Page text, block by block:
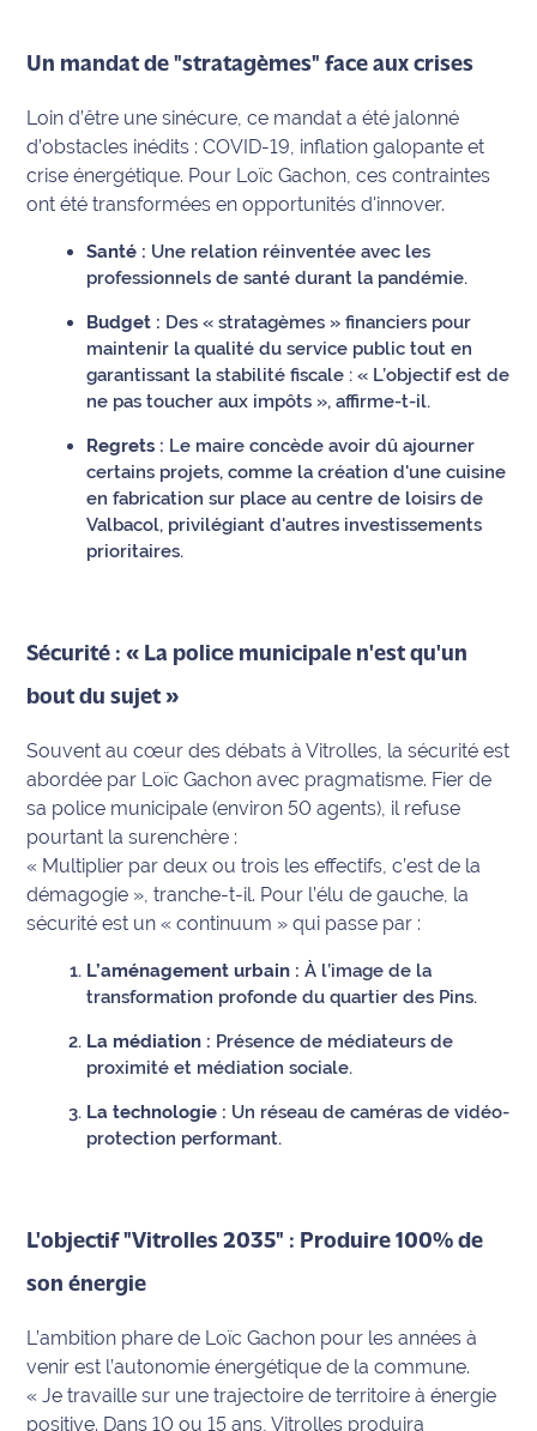
Transport
International
Municipales
Contenus
Partenaires
L'invité(e)
coeur
rouge
Maritima
L'anecdote
de Jeff
C'est
club
Nous
contacter
Ecouter
et voir
Maritima
Un mandat de "stratagèmes" face aux crises
Loin d’être une sinécure, ce mandat a été jalonné
d’obstacles inédits : COVID-19, inflation galopante et
crise énergétique. Pour Loïc Gachon, ces contraintes
ont été transformées en opportunités d'innover.
Santé : Une relation réinventée avec les
professionnels de santé durant la pandémie.
Budget : Des « stratagèmes » financiers pour
maintenir la qualité du service public tout en
garantissant la stabilité fiscale :« L’objectif est de
ne pas toucher aux impôts », affirme-t-il.
Regrets : Le maire concède avoir dû ajourner
certains projets, comme la création d'une cuisine
en fabrication sur place au centre de loisirs de
Valbacol, privilégiant d'autres investissements
prioritaires.
Sécurité : « La police municipale n'est qu'un
bout du sujet »
Souvent au cœur des débats à Vitrolles, la sécurité est
abordée par Loïc Gachon avec pragmatisme. Fier de
sa police municipale (environ 50 agents), il refuse
pourtant la surenchère :
« Multiplier par deux ou trois les effectifs, c’est de la
démagogie » , tranche-t-il. Pour l’élu de gauche, la
sécurité est un « continuum » qui passe par :
L’aménagement urbain : À l’image de la
transformation profonde du quartier des Pins.
La médiation : Présence de médiateurs de
proximité et médiation sociale.
La technologie : Un réseau de caméras de vidéo-
protection performant.
L'objectif "Vitrolles 2035" : Produire 100% de
son énergie
L’ambition phare de Loïc Gachon pour les années à
venir est l’autonomie énergétique de la commune.
« Je travaille sur une trajectoire de territoire à énergie
positive. Dans 10 ou 15 ans, Vitrolles produira